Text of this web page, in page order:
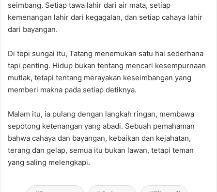
seimbang. Setiap tawa lahir dari air mata, setiap
kemenangan lahir dari kegagalan, dan setiap cahaya lahir
dari bayangan.
Di tepi sungai itu, Tatang menemukan satu hal sederhana
tapi penting. Hidup bukan tentang mencari kesempurnaan
mutlak, tetapi tentang merayakan keseimbangan yang
memberi makna pada setiap detiknya.
Malam itu, ia pulang dengan langkah ringan, membawa
sepotong ketenangan yang abadi. Sebuah pemahaman
bahwa cahaya dan bayangan, kebaikan dan kejahatan,
terang dan gelap, semua itu bukan lawan, tetapi teman
yang saling melengkapi.